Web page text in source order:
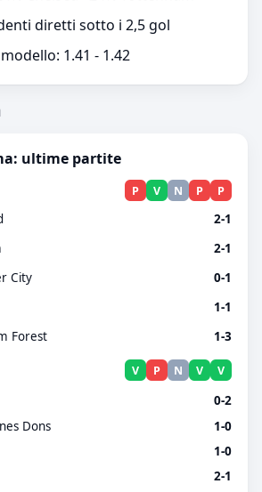
diretti sotto i 2,5 gol
1.41 - 1.42
ultime partite
P V N P P
2-1
2-1
City 0-1
1-1
Forest 1-3
V P N V V
0-2
Dons 1-0
1-0
2-1